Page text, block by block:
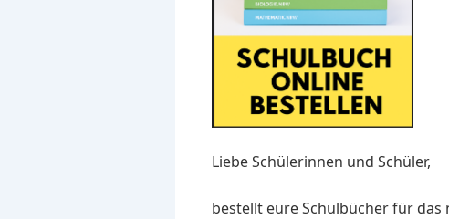
Liebe Schülerinnen und Schüler,
bestellt eure Schulbücher für das